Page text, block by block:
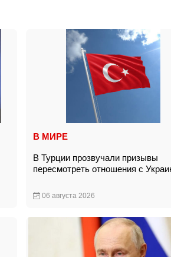
В МИРЕ
В Турции прозвучали призывы
пересмотреть отношения с
06 августа 2026